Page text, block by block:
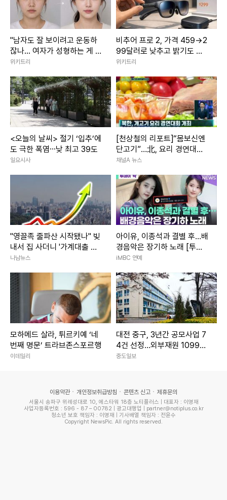
"남자도 잘 보이려고 운동하
잖나... 여자가 성형하는 게 대
체 왜 문제냐"
위키트리
비추어 프로 2, 가격 459→2
99달러로 낮추고 밝기도 올
렸다
위키트리
<오늘의 날씨> 절기 ‘입추’에
도 극한 폭염⋯낮 최고 39도
일요시사
[천상철의 리포트]“몸보신엔
단고기”…北, 요리 경연대회
개최
채널A 뉴스
"영끌족 줄파산 시작됐나" 빚
내서 집 사더니 '가계대출 연
체' 최고치 전망
나남뉴스
아이유, 이종석과 결별 후…배
경음악은 장기하 노래 [투데
이픽]
iMBC 연예
모하메드 살라, 튀르키예 ‘네
번째 명문’ 트라브존스포르행
이데일리
대전 중구, 3년간 공모사업 7
4건 선정…외부재원 1099억
확보
중도일보
이용약관 개인정보취급방침 콘텐츠 신고 제휴문의
서울시 송파구 위례성대로 10, 에스타워 18층 노티플러스 | 대표자 : 이영재
사업자등록번호 : 596 - 87 – 00782 | 광고대행업 | partner@notiplus.co.kr
청소년 보호 책임자 : 이영재 | 기사배열 책임자 : 전윤수
Copyright NewsPic. All rights reserved.